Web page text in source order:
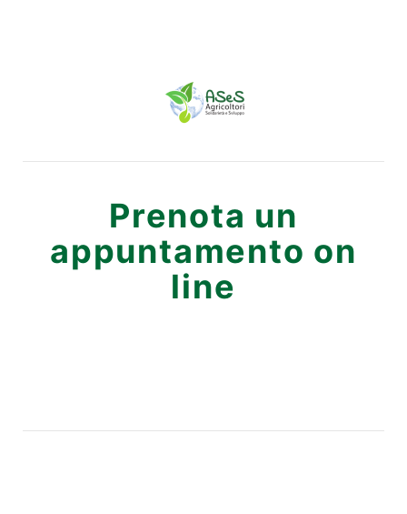
Prenota un
appuntamento on
line